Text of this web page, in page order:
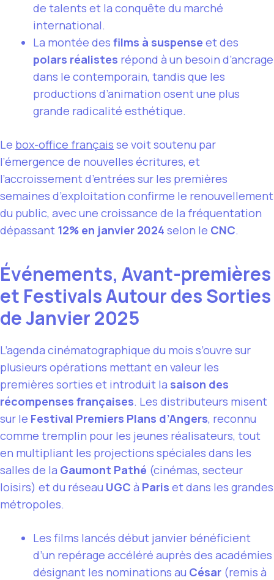
de talents et la conquête du marché
international.
La montée des films à suspense et des
polars réalistes répond à un besoin d’ancrage
dans le contemporain, tandis que les
productions d’animation osent une plus
grande radicalité esthétique.
Le box-office français se voit soutenu par
l’émergence de nouvelles écritures, et
l’accroissement d’entrées sur les premières
semaines d’exploitation confirme le renouvellement
du public, avec une croissance de la fréquentation
dépassant 12% en janvier 2024 selon le CNC.
Événements, Avant-premières
et Festivals Autour des Sorties
de Janvier 2025
L’agenda cinématographique du mois s’ouvre sur
plusieurs opérations mettant en valeur les
premières sorties et introduit la saison des
récompenses françaises. Les distributeurs misent
sur le Festival Premiers Plans d’Angers, reconnu
comme tremplin pour les jeunes réalisateurs, tout
en multipliant les projections spéciales dans les
salles de la Gaumont Pathé (cinémas, secteur
loisirs) et du réseau UGC à Paris et dans les grandes
métropoles.
Les films lancés début janvier bénéficient
d’un repérage accéléré auprès des académies
désignant les nominations au César (remis à